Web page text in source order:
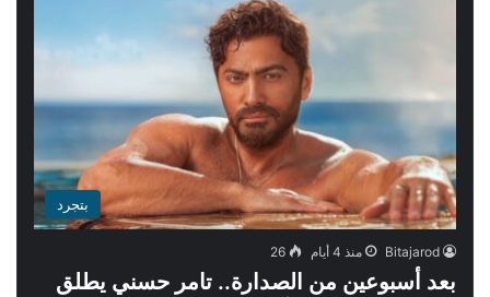
بتجرد
Bitajarod منذ 4 أيام 26
بعد أسبوعين من الصدارة.. تامر حسني يطلق